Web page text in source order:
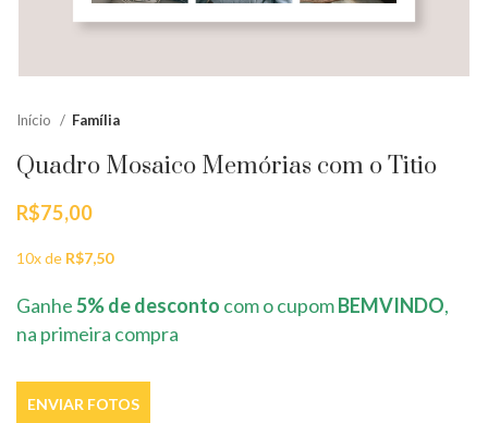
Início Família
Quadro Mosaico Memórias com o Titio
R$75,00
10x de R$7,50
Ganhe5% de desconto com o cupomBEMVINDO,
na primeira compra
ENVIAR FOTOS